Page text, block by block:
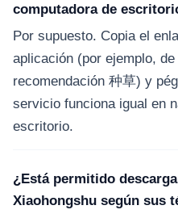
computadora de
Por supuesto. Copia el
aplicación (por ejemplo,
recomendación 种草) y
servicio funciona igual en
escritorio.
¿Está permitido
Xiaohongshu según sus